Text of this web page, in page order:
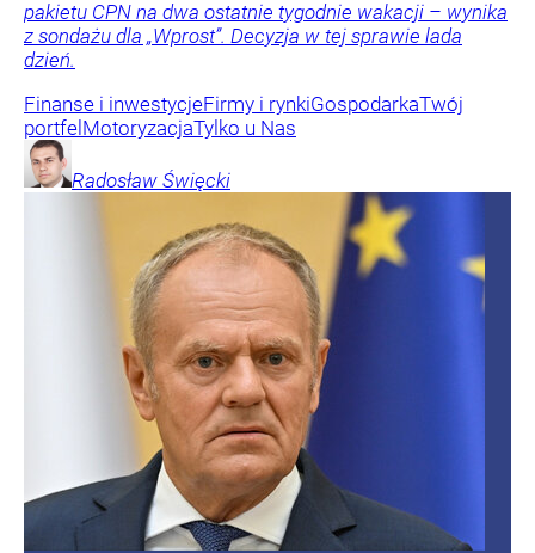
pakietu CPN na dwa ostatnie tygodnie wakacji – wynika
z sondażu dla „Wprost”. Decyzja w tej sprawie lada
dzień.
Finanse i inwestycjeFirmy i rynkiGospodarkaTwój
portfel MotoryzacjaTylko u Nas
Radosław Święcki